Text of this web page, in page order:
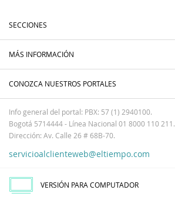
SECCIONES
MÁS INFORMACIÓN
CONOZCA NUESTROS PORTALES
Info general del portal: PBX: 57 (1) 2940100.
Bogotá 5714444 - Línea Nacional 01 8000 110 211.
Dirección: Av. Calle 26 # 68B-70.
servicioalclienteweb@eltiempo.com
VERSIÓN PARA COMPUTADOR